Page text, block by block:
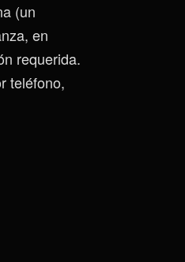
(un
en
requerida.
teléfono,